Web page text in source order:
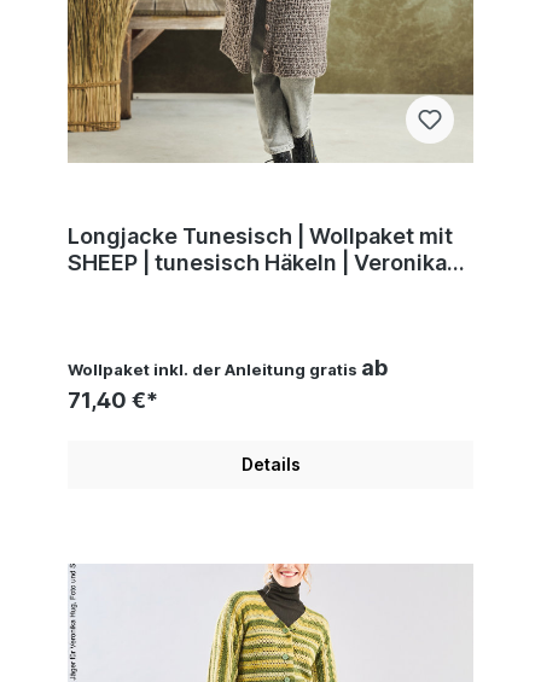
Longjacke Tunesisch | Wollpaket mit
SHEEP | tunesisch Häkeln | Veronika
Wollpaket inkl. der Anleitung gratis ab
71,40 €*
Details